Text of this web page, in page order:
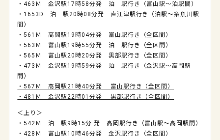
・463Ｍ 金沢駅17時58分発 泊 駅行き（富山駅～泊駅間）
・1653D 泊 駅20時08分発 直江津駅行き（泊駅～糸魚川駅
間）
・561Ｍ 高岡駅19時04分発 富山駅行き（全区間）
・563Ｍ 富山駅19時55分発 泊 駅行き（全区間）
・565Ｍ 富山駅20時20分発 黒部駅行き（全区間）
・473Ｍ 金沢駅19時59分発 泊 駅行き（金沢駅～高岡駅
間）
・567Ｍ 高岡駅21時40分発 富山駅行き（全区間）
・481Ｍ 金沢駅22時01分発 黒部駅行き（全区間）
＜上り＞
・542Ｍ 泊 駅9時15分 発 高岡駅行き（富山駅～高岡駅間）
・428Ｍ 富山駅10時46分発 金沢駅行き（全区間）